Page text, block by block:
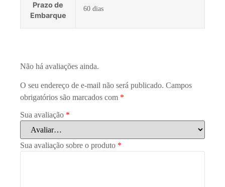
Prazo de
Embarque
60 dias
Não há avaliações ainda.
O seu endereço de e-mail não será publicado. Campos
obrigatórios são marcados com *
Sua avaliação *
Sua avaliação sobre o produto *